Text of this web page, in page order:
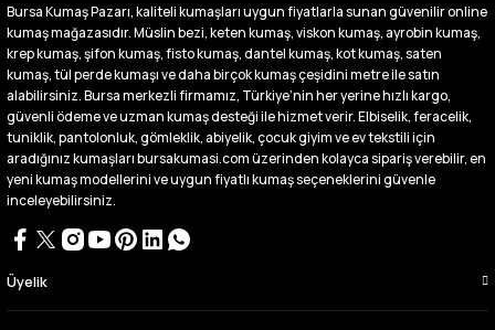
Buradan ikinci alışverişim ikisinden de çok
memnun kaldım teşekkürler.
Büşra Singeç | 02/07/2026
Bursa kumaş pazarından defalarca kumaş
aldım videoda anlatılıp gosterildigi gibi
çıktı. bu zamana kadar sorun yaşamadım
uygun fiyatlarından ve kalitesinden dolayı
tercih ettiğim kumaşçi
D... Ç... | 27/06/2026
Çok memnun kaldım,teşekkürler
Bursa Kumaş Pazarı, kaliteli kumaşları uygun fiyatlarla sunan güvenilir online
kumaş mağazasıdır. Müslin bezi, keten kumaş, viskon kumaş, ayrobin kumaş,
krep kumaş, şifon kumaş, fisto kumaş, dantel kumaş, kot kumaş, saten
kumaş, tül perde kumaşı ve daha birçok kumaş çeşidini metre ile satın
alabilirsiniz. Bursa merkezli firmamız, Türkiye’nin her yerine hızlı kargo,
güvenli ödeme ve uzman kumaş desteği ile hizmet verir. Elbiselik, feracelik,
tuniklik, pantolonluk, gömleklik, abiyelik, çocuk giyim ve ev tekstili için
aradığınız kumaşları bursakumasi.com üzerinden kolayca sipariş verebilir, en
yeni kumaş modellerini ve uygun fiyatlı kumaş seçeneklerini güvenle
inceleyebilirsiniz.
Üyelik